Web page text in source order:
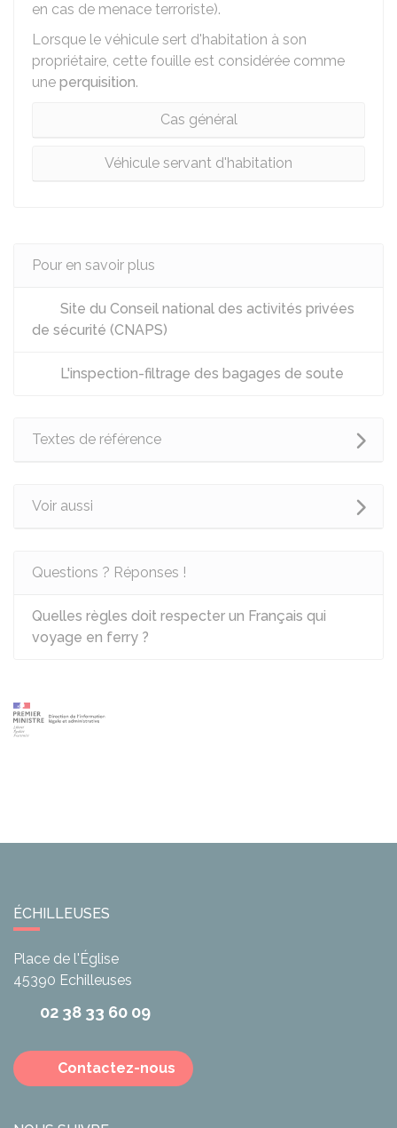
en cas de menace terroriste).
Lorsque le véhicule sert d'habitation à son
propriétaire, cette fouille est considérée comme
une perquisition.
Cas général
Véhicule servant d'habitation
Pour en savoir plus
Site du Conseil national des activités privées
de sécurité (CNAPS)
L'inspection-filtrage des bagages de soute
Textes de référence
Voir aussi
Questions ? Réponses !
Quelles règles doit respecter un Français qui
voyage en ferry ?
ÉCHILLEUSES
Place de l'Église
45390 Echilleuses
02 38 33 60 09
Contactez-nous